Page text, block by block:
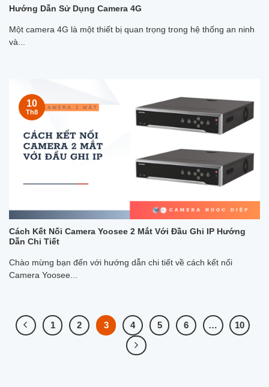
Hướng Dẫn Sử Dụng Camera 4G
Một camera 4G là một thiết bị quan trọng trong hệ thống an ninh
và...
Cách Kết Nối Camera Yoosee 2 Mắt Với Đầu Ghi IP Hướng
Dẫn Chi Tiết
Chào mừng bạn đến với hướng dẫn chi tiết về cách kết nối
Camera Yoosee...
10
Th8
1 2 3 4 5 6 … 10